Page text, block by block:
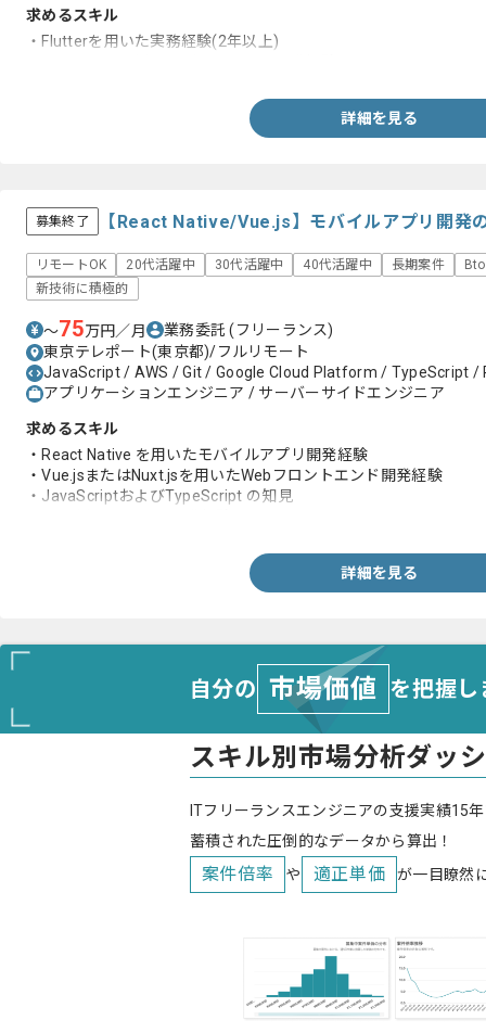
求めるスキル
・Flutterを用いた実務経験(2年以上)
詳細を見る
募集終了 【React Native/Vue.js】モバイルアプリ開発
リモートOK 20代活躍中 30代活躍中 40代活躍中 長期案件
新技術に積極的
〜75万円／月 業務委託(フリーランス)
東京テレポート(東京都)/フルリモート
JavaScript / AWS / Git / Google Cloud Platform / TypeScript /
アプリケーションエンジニア / サーバーサイドエンジニア
求めるスキル
・React Native を用いたモバイルアプリ開発経験
・Vue.jsまたはNuxt.jsを用いたWebフロントエンド開発経験
・JavaScriptおよびTypeScript の知見
詳細を見る
自分の 市場価値 を把握
スキル別市場分析ダッ
ITフリーランスエンジニアの支援実績15
蓄積された圧倒的なデータから算出！
案件倍率 や 適正単価 が一目瞭然